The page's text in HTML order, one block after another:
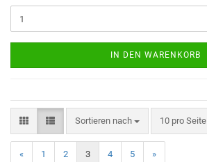
IN DEN WARENKORB
Sortieren nach 10 pro Seite
« 1 2 3 4 5 »